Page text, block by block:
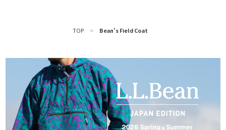
TOP > Bean’s Field Coat